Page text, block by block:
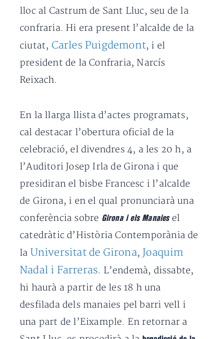
lloc al Castrum de Sant Lluc, seu de la
confraria. Hi era present l’alcalde de la
ciutat, Carles Puigdemont, i el
president de la Confraria, Narcís
Reixach.
En la llarga llista d’actes programats,
cal destacar l’obertura oficial de la
celebració, el divendres 4, a les 20 h, a
l’Auditori Josep Irla de Girona i que
presidiran el bisbe Francesc i l’alcalde
de Girona, i en el qual pronunciarà una
conferència sobre Girona i els Manaiesel
catedràtic d’Història Contemporània de
la Universitat de Girona, Joaquim
Nadal i Farreras. L’endemà, dissabte,
hi haurà a partir de les 18 h una
desfilada dels manaies pel barri vell i
una part de l’Eixample. En retornar a